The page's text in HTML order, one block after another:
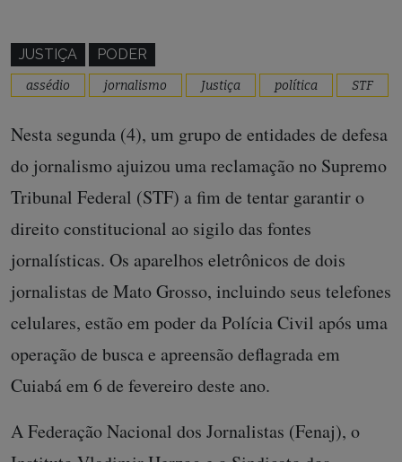
JUSTIÇA PODER
assédio jornalismo Justiça política STF
Nesta segunda (4), um grupo de entidades de defesa
do jornalismo ajuizou uma reclamação no Supremo
Tribunal Federal (STF) a fim de tentar garantir o
direito constitucional ao sigilo das fontes
jornalísticas. Os aparelhos eletrônicos de dois
jornalistas de Mato Grosso, incluindo seus telefones
celulares, estão em poder da Polícia Civil após uma
operação de busca e apreensão deflagrada em
Cuiabá em 6 de fevereiro deste ano.
A Federação Nacional dos Jornalistas (Fenaj), o